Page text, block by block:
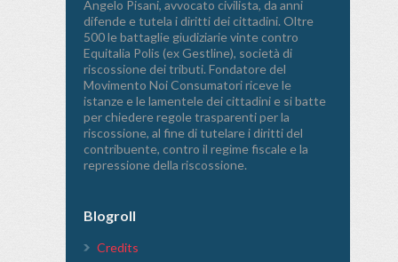
Angelo Pisani, avvocato civilista, da anni
difende e tutela i diritti dei cittadini. Oltre
500 le battaglie giudiziarie vinte contro
Equitalia Polis (ex Gestline), società di
riscossione dei tributi. Fondatore del
Movimento Noi Consumatori riceve le
istanze e le lamentele dei cittadini e si batte
per chiedere regole trasparenti per la
riscossione, al fine di tutelare i diritti del
contribuente, contro il regime fiscale e la
repressione della riscossione.
Blogroll
Credits